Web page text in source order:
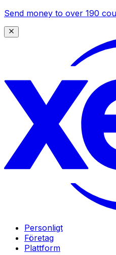
Send money to over 190
Personligt
Företag
Plattform